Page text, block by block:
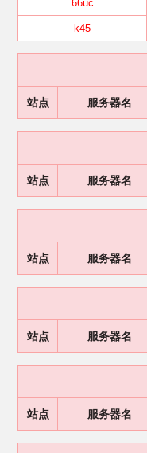
66uc
k45
站点 服务器名
站点 服务器名
站点 服务器名
站点 服务器名
站点 服务器名